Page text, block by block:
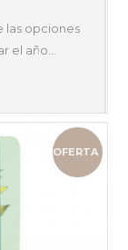
las opciones
el año…
OFERTA